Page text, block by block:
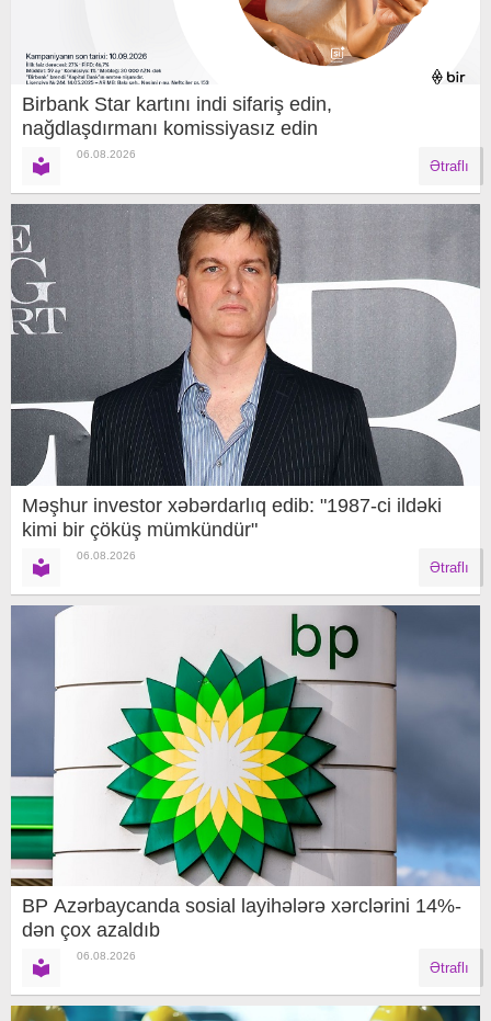
Birbank Star kartını indi sifariş edin,
nağdlaşdırmanı komissiyasız edin
06.08.2026
Ətraflı
Məşhur investor xəbərdarlıq edib: "1987-ci ildəki
kimi bir çöküş mümkündür"
06.08.2026
Ətraflı
BP Azərbaycanda sosial layihələrə xərclərini 14%-
dən çox azaldıb
06.08.2026
Ətraflı